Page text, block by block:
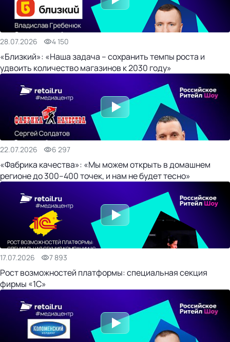
28.07.2026 4 150
«Близкий»: «Наша задача – сохранить темпы роста и
удвоить количество магазинов к 2030 году»
22.07.2026 6 297
«Фабрика качества»: «Мы можем открыть в домашнем
регионе до 300–400 точек, и нам не будет тесно»
17.07.2026 7 893
Рост возможностей платформы: специальная секция
фирмы «1С»